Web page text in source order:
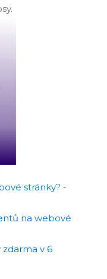
stránky? -
na webové
v 6